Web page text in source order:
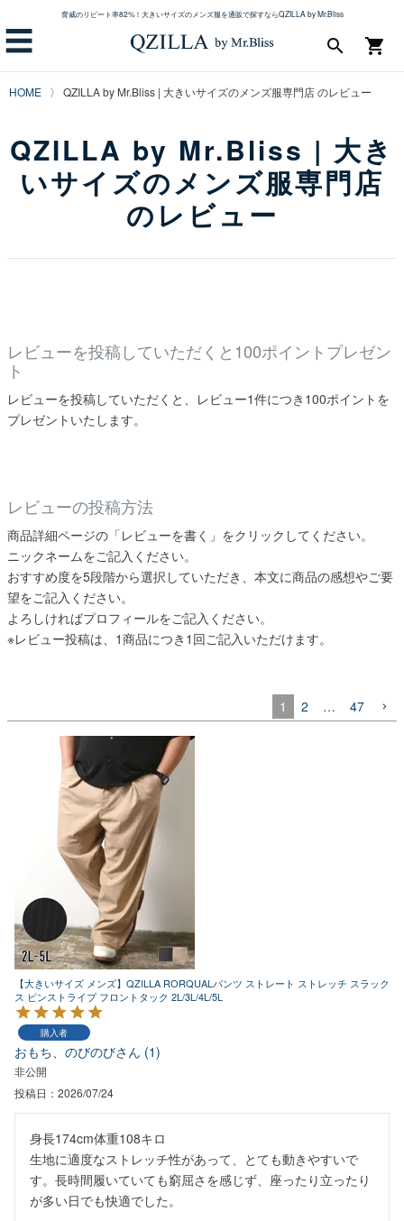
脅威のリピート率82%！大きいサイズのメンズ服を通販で探すならQZILLA by Mr.Bliss
☰ shopping_cart
search
HOME QZILLA by Mr.Bliss | 大きいサイズのメンズ服専門店 のレビュー
QZILLA by Mr.Bliss | 大き
いサイズのメンズ服専門店
のレビュー
レビューを投稿していただくと100ポイントプレゼン
ト
レビューを投稿していただくと、レビュー1件につき100ポイントを
プレゼントいたします。
レビューの投稿方法
商品詳細ページの「レビューを書く」をクリックしてください。
ニックネームをご記入ください。
おすすめ度を5段階から選択していただき、本文に商品の感想やご要
望をご記入ください。
よろしければプロフィールをご記入ください。
※レビュー投稿は、1商品につき1回ご記入いただけます。
1 2 … 47
【大きいサイズ メンズ】QZILLA RORQUALパンツ ストレート ストレッチ スラック
ス ピンストライプ フロントタック 2L/3L/4L/5L
購入者
おもち、のびのび 1
非公開
投稿日
2026/07/24
身長174cm体重108キロ
生地に適度なストレッチ性があって、とても動きやすいで
す。長時間履いていても窮屈さを感じず、座ったり立ったり
が多い日でも快適でした。